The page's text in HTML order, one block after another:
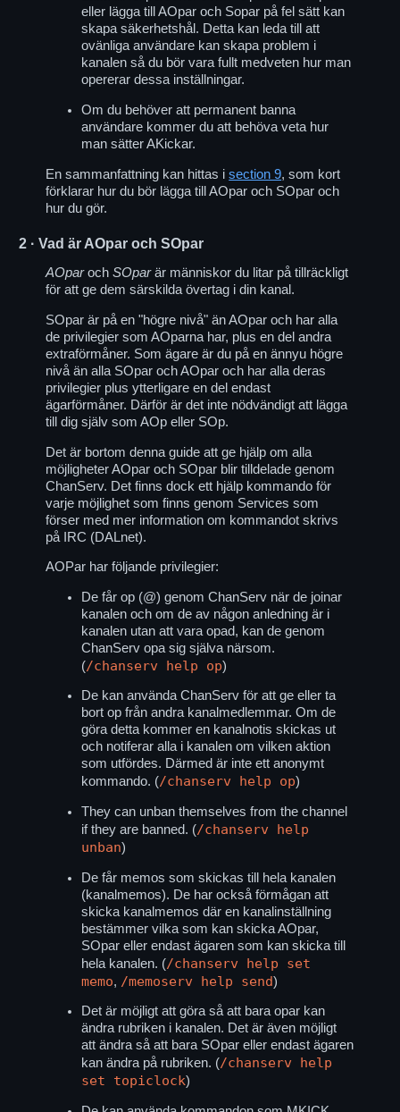
eller lägga till AOpar och Sopar på fel sätt kan
skapa säkerhetshål. Detta kan leda till att
ovänliga användare kan skapa problem i
kanalen så du bör vara fullt medveten hur man
opererar dessa inställningar.
Om du behöver att permanent banna
användare kommer du att behöva veta hur
man sätter AKickar.
En sammanfattning kan hittas isection 9, som kort
förklarar hur du bör lägga till AOpar och SOpar och
hur du gör.
2 · Vad är AOpar och SOpar
AOparochSOparär människor du litar på tillräckligt
för att ge dem särskilda övertag i din kanal.
SOpar är på en "högre nivå" än AOpar och har alla
de privilegier som AOparna har, plus en del andra
extraförmåner. Som ägare är du på en ännyu högre
nivå än alla SOpar och AOpar och har alla deras
privilegier plus ytterligare en del endast
ägarförmåner. Därför är det inte nödvändigt att lägga
till dig själv som AOp eller SOp.
Det är bortom denna guide att ge hjälp om alla
möjligheter AOpar och SOpar blir tilldelade genom
ChanServ. Det finns dock ett hjälp kommando för
varje möjlighet som finns genom Services som
förser med mer information om kommandot skrivs
på IRC (DALnet).
AOPar har följande privilegier:
De får op (@) genom ChanServ när de joinar
kanalen och om de av någon anledning är i
kanalen utan att vara opad, kan de genom
ChanServ opa sig själva närsom.
(/chanserv help op)
De kan använda ChanServ för att ge eller ta
bort op från andra kanalmedlemmar. Om de
göra detta kommer en kanalnotis skickas ut
och notiferar alla i kanalen om vilken aktion
som utfördes. Därmed är inte ett anonymt
kommando. (/chanserv help op)
They can unban themselves from the channel
if they are banned. (/chanserv help
unban)
De får memos som skickas till hela kanalen
(kanalmemos). De har också förmågan att
skicka kanalmemos där en kanalinställning
bestämmer vilka som kan skicka AOpar,
SOpar eller endast ägaren som kan skicka till
hela kanalen. (/chanserv help set
memo, /memoserv help send)
Det är möjligt att göra så att bara opar kan
ändra rubriken i kanalen. Det är även möjligt
att ändra så att bara SOpar eller endast ägaren
kan ändra på rubriken. (/chanserv help
set topiclock)